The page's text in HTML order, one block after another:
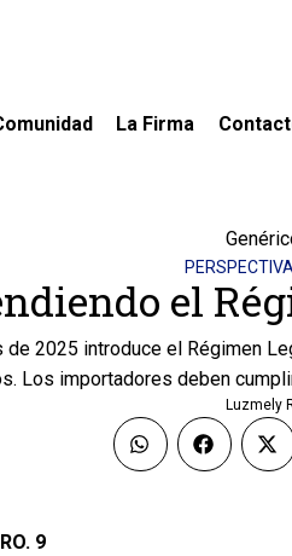
La Firma
el
de 2025 introduce el Régimen
Los importadores deben
Luzmely
9